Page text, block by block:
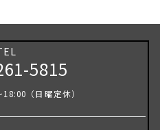
5815
（日曜定休）